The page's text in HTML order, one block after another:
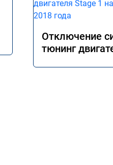
Отключение
тюнинг